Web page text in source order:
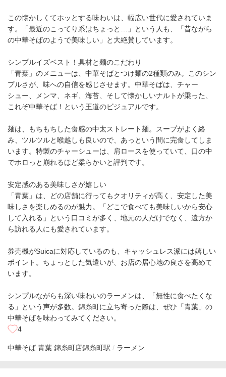
この懐かしくてホッとする味わいは、幅広い世代に愛されていま
す。「最近のこってり系はちょっと…」という人も、「昔ながら
の中華そばのようで美味しい」と大絶賛しています。
シンプルイズベスト！具材と麺のこだわり
「青葉」のメニューは、中華そばとつけ麺の2種類のみ。このシン
プルさが、味への自信を感じさせます。中華そばは、チャー
シュー、メンマ、ネギ、海苔、そして懐かしいナルトが乗った、
これぞ中華そば！という王道のビジュアルです。
麺は、もちもちした食感の中太ストレート麺。スープがよく絡
み、ツルツルと喉越しも良いので、あっという間に完食してしま
います。特製のチャーシューは、肩ロースを使っていて、口の中
でホロっと崩れるほど柔らかいと評判です。
安定感のある美味しさが嬉しい
「青葉」は、どの店舗に行ってもクオリティが高く、安定した美
味しさを楽しめるのが魅力。「どこで食べても美味しいから安心
して入れる」という口コミが多く、地元の人だけでなく、遠方か
ら訪れる人にも愛されています。
券売機がSuicaに対応しているのも、キャッシュレス派には嬉しい
ポイント。ちょっとした気遣いが、お店の居心地の良さを高めて
います。
シンプルながらも深い味わいのラーメンは、「無性に食べたくな
る」という声が多数。錦糸町に立ち寄った際は、ぜひ「青葉」の
中華そばを味わってみてください。
4
中華そば 青葉 錦糸町店錦糸町駅 ラーメン